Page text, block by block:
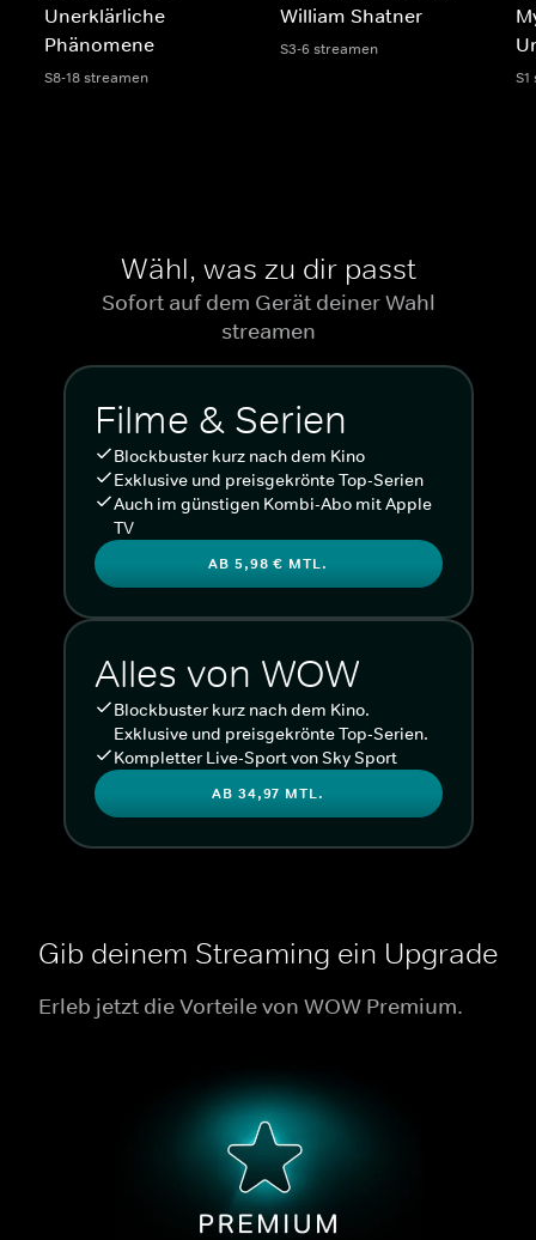
Unerklärliche
Phänomene
S8-18 streamen
William Shatner
S3-6 streamen
Wähl, was zu dir passt
Sofort auf dem Gerät deiner Wahl
streamen
Filme & Serien
Blockbuster kurz nach dem Kino
Exklusive und preisgekrönte Top-Serien
Auch im günstigen Kombi-Abo mit Apple
TV
AB 5,98 € MTL.
Alles von WOW
Blockbuster kurz nach dem Kino.
Exklusive und preisgekrönte Top-Serien.
Kompletter Live-Sport von Sky Sport
AB 34,97 MTL.
Gib deinem Streaming ein Upgrade
Erleb jetzt die Vorteile von WOW Premium.